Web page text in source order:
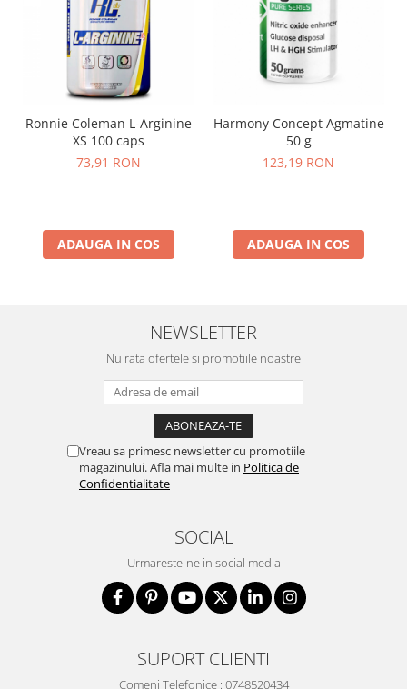
Ronnie Coleman L-Arginine
XS 100 caps
73,91 RON
ADAUGA IN COS
Harmony Concept Agmatine
50 g
123,19 RON
ADAUGA IN COS
NEWSLETTER
Nu rata ofertele si promotiile noastre
Vreau sa primesc newsletter cu promotiile
magazinului. Afla mai multe in Politica de
Confidentialitate
SOCIAL
Urmareste-ne in social media
SUPORT CLIENTI
Comeni Telefonice : 0748520434